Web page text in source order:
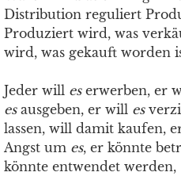
Distribution reguliert
Produziert wird, was
wird, was gekauft worden
Jeder will eserwerben, er
esausgeben, er will es
lassen, will damit kaufen,
Angst um es, er könnte
könnte entwendet werden,